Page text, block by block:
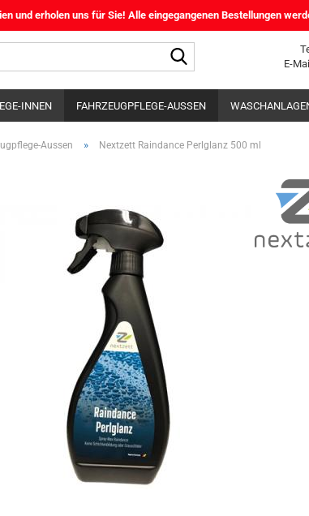
E-
und erholen uns für Sie! Alle eingegangenen Bestellungen
INNEN FAHRZEUGPFLEGE-AUSSEN
SERVICESPRAY SPEZIALPRODUKTE
Aussen » Nextzett Raindance Perlglanz 500 ml